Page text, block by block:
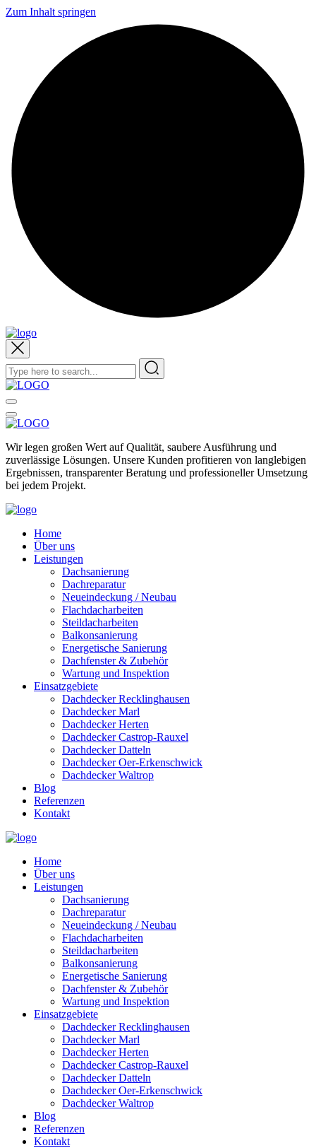
Zum Inhalt springen
Wir legen großen Wert auf Qualität, saubere Ausführung und
zuverlässige Lösungen. Unsere Kunden profitieren von langlebigen
Ergebnissen, transparenter Beratung und professioneller Umsetzung
bei jedem Projekt.
Home
Über uns
Leistungen
Dachsanierung
Dachreparatur
Neueindeckung / Neubau
Flachdacharbeiten
Steildacharbeiten
Balkonsanierung
Energetische Sanierung
Dachfenster & Zubehör
Wartung und Inspektion
Einsatzgebiete
Dachdecker Recklinghausen
Dachdecker Marl
Dachdecker Herten
Dachdecker Castrop-Rauxel
Dachdecker Datteln
Dachdecker Oer-Erkenschwick
Dachdecker Waltrop
Blog
Referenzen
Kontakt
Home
Über uns
Leistungen
Dachsanierung
Dachreparatur
Neueindeckung / Neubau
Flachdacharbeiten
Steildacharbeiten
Balkonsanierung
Energetische Sanierung
Dachfenster & Zubehör
Wartung und Inspektion
Einsatzgebiete
Dachdecker Recklinghausen
Dachdecker Marl
Dachdecker Herten
Dachdecker Castrop-Rauxel
Dachdecker Datteln
Dachdecker Oer-Erkenschwick
Dachdecker Waltrop
Blog
Referenzen
Kontakt